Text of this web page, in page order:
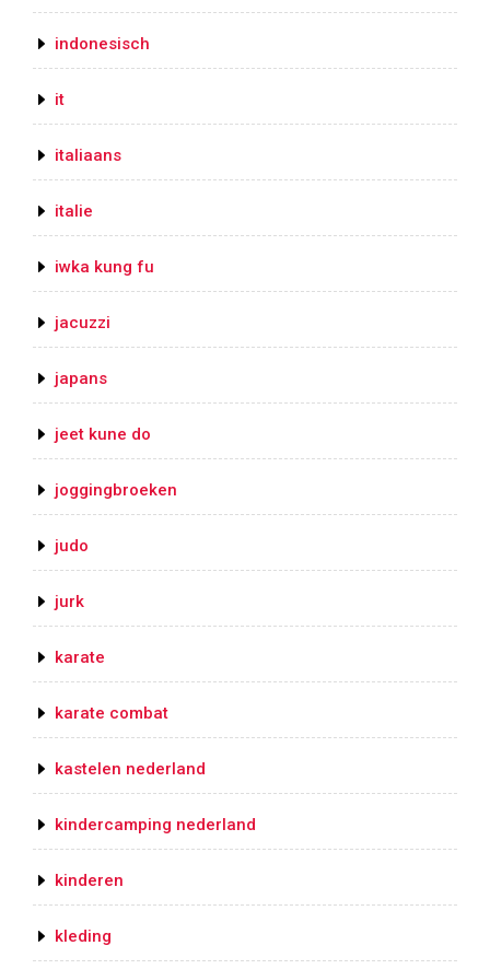
indonesisch
it
italiaans
italie
iwka kung fu
jacuzzi
japans
jeet kune do
joggingbroeken
judo
jurk
karate
karate combat
kastelen nederland
kindercamping nederland
kinderen
kleding